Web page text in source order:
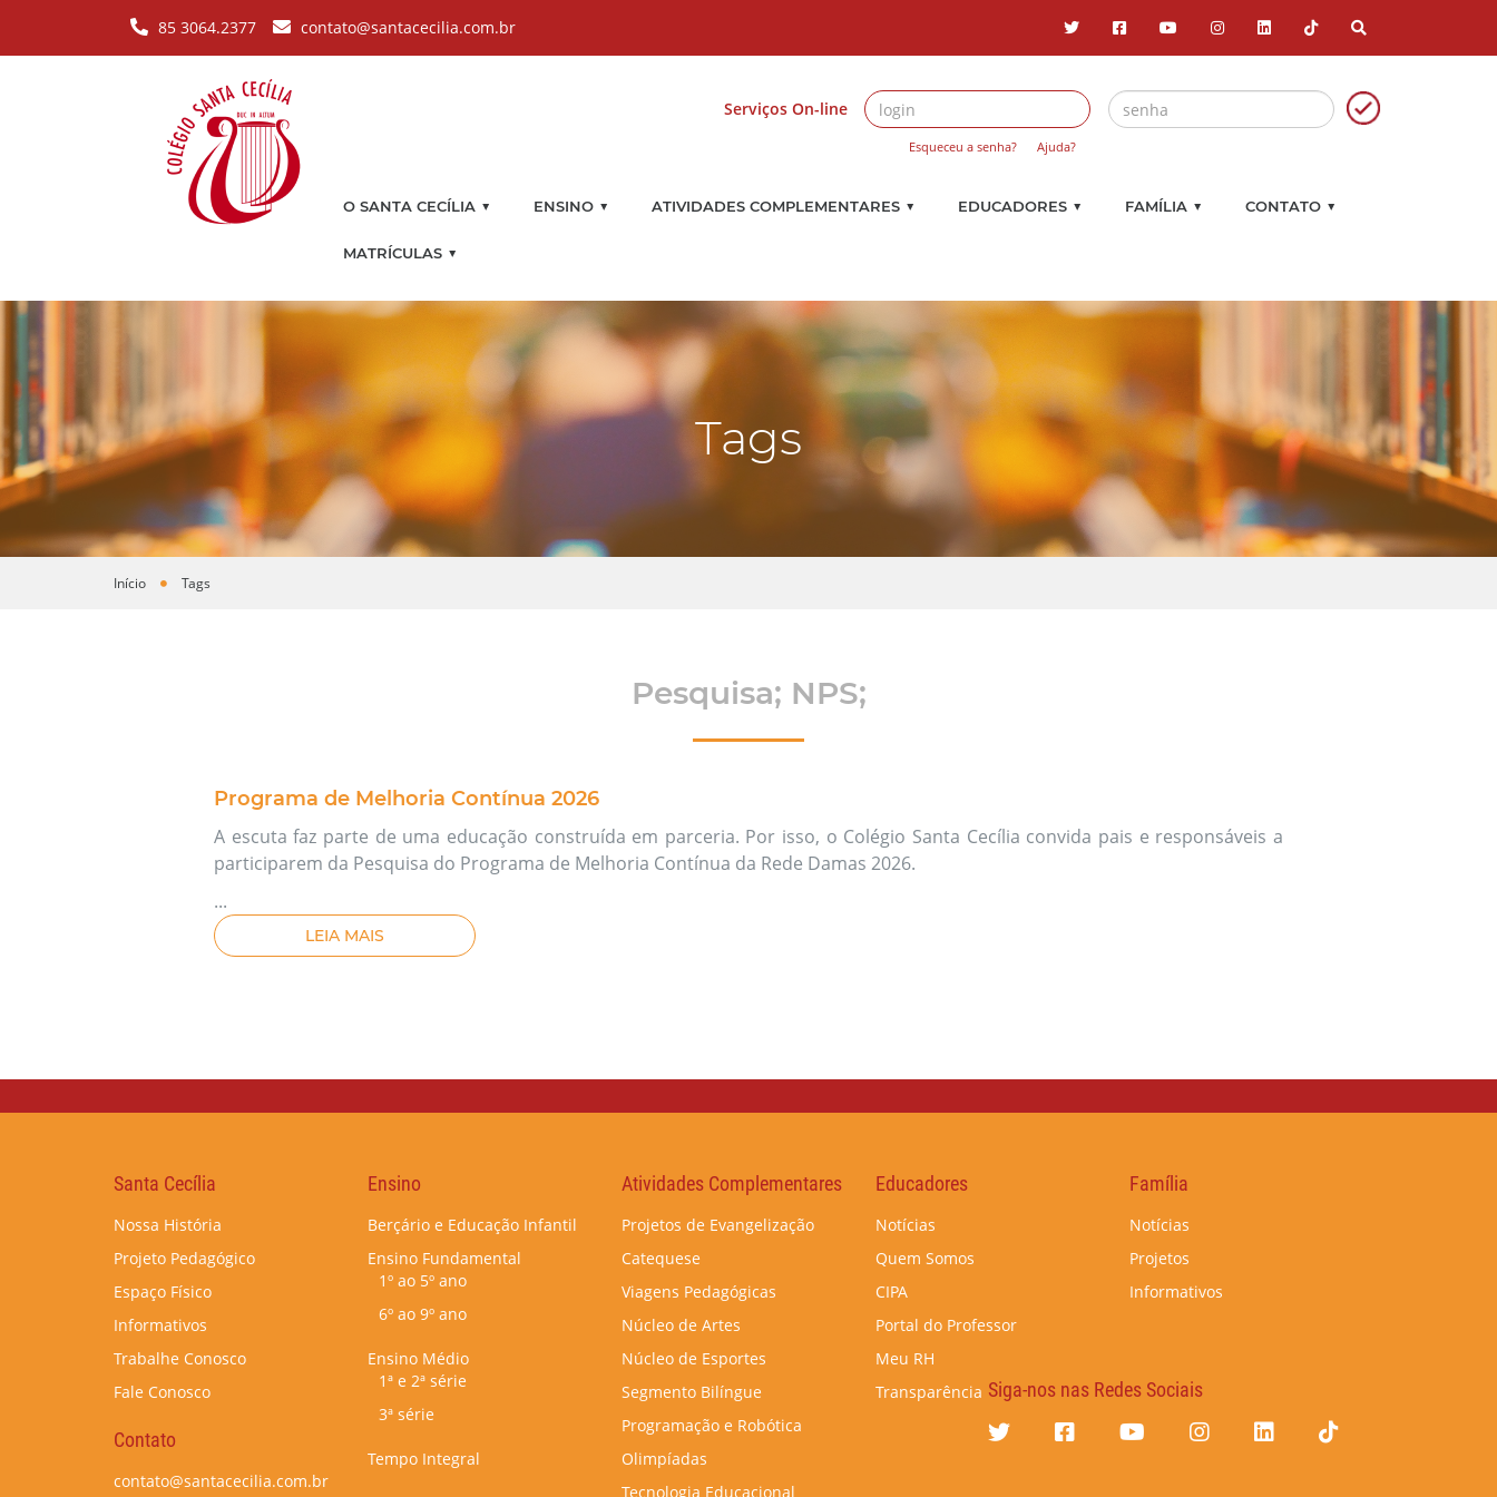
85 3064.2377 contato@santacecilia.com.br
Serviços On-line
Esqueceu a senha? Ajuda?
O SANTA CECÍLIA ▼ ENSINO ▼ ATIVIDADES COMPLEMENTARES ▼ EDUCADORES ▼ FAMÍLIA ▼ CONTATO ▼
MATRÍCULAS ▼
Tags
Você está aqui
Início Tags
Pesquisa; NPS;
Programa de Melhoria Contínua 2026
A escuta faz parte de uma educação construída em parceria. Por isso, o Colégio Santa Cecília convida pais e responsáveis a
participarem da Pesquisa do Programa de Melhoria Contínua da Rede Damas 2026.
...
LEIA MAIS
Santa Cecília
Nossa História
Projeto Pedagógico
Espaço Físico
Informativos
Trabalhe Conosco
Fale Conosco
Contato
contato@santacecilia.com.br
Ensino
Berçário e Educação Infantil
Ensino Fundamental
1º ao 5º ano
6º ao 9º ano
Ensino Médio
1ª e 2ª série
3ª série
Tempo Integral
Atividades Complementares
Projetos de Evangelização
Catequese
Viagens Pedagógicas
Núcleo de Artes
Núcleo de Esportes
Segmento Bilíngue
Programação e Robótica
Olimpíadas
Tecnologia Educacional
Educadores
Notícias
Quem Somos
CIPA
Portal do Professor
Meu RH
Transparência
Família
Notícias
Projetos
Informativos
Siga-nos nas Redes Sociais